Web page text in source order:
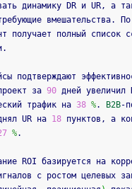
динамику DR и UR, а
вмешательства.
получает полный список
за 90 дней увеличил
трафик на 38 %. B2B
UR на 18 пунктов, а
%.
ROI базируется на
с ростом целевых